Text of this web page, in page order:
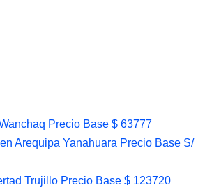
Precio Base $ 63777
Arequipa Yanahuara Precio Base S/
Trujillo Precio Base $ 123720